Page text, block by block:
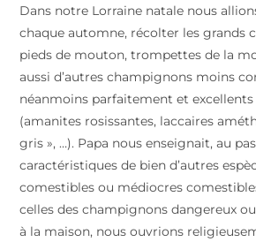
Dans notre Lorraine natale nous
chaque automne, récolter les grands
pieds de mouton, trompettes de la
aussi d’autres champignons moins
néanmoins parfaitement et
(amanites rosissantes, laccaires
gris », …). Papa nous enseignait, au
caractéristiques de bien d’autres
comestibles ou médiocres
celles des champignons dangereux
à la maison, nous ouvrions